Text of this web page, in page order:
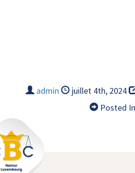
admin
juillet 4th, 2024
Posted